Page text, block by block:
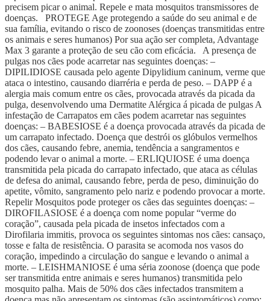
precisem picar o animal. Repele e mata mosquitos transmissores de
doenças. PROTEGE Age protegendo a saúde do seu animal e de
sua família, evitando o risco de zoonoses (doenças transmitidas entre
os animais e seres humanos) Por sua ação ser completa, Advantage
Max 3 garante a proteção de seu cão com eficácia. A presença de
pulgas nos cães pode acarretar nas seguintes doenças: –
DIPILIDIOSE causada pelo agente Dipylidium caninum, verme que
ataca o intestino, causando diarréria e perda de peso. – DAPP é a
alergia mais comum entre os cães, provocada através da picada da
pulga, desenvolvendo uma Dermatite Alérgica á picada de pulgas A
infestação de Carrapatos em cães podem acarretar nas seguintes
doenças: – BABESIOSE é a doença provocada através da picada de
um carrapato infectado. Doença que destrói os glóbulos vermelhos
dos cães, causando febre, anemia, tendência a sangramentos e
podendo levar o animal a morte. – ERLIQUIOSE é uma doença
transmitida pela picada do carrapato infectado, que ataca as células
de defesa do animal, causando febre, perda de peso, diminuição do
apetite, vômito, sangramento pelo nariz e podendo provocar a morte.
Repelir Mosquitos pode proteger os cães das seguintes doenças: –
DIROFILASIOSE é a doença com nome popular “verme do
coração”, causada pela picada de insetos infectados com a
Dirofilaria immitis, provoca os seguintes sintomas nos cães: cansaço,
tosse e falta de resistência. O parasita se acomoda nos vasos do
coração, impedindo a circulação do sangue e levando o animal a
morte. – LEISHMANIOSE é uma séria zoonose (doença que pode
ser transmitida entre animais e seres humanos) transmitida pelo
mosquito palha. Mais de 50% dos cães infectados transmitem a